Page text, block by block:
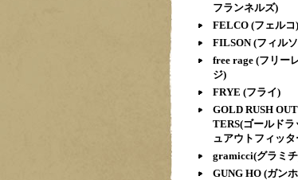
フランネルズ)
FELCO (フェルコ)
FILSON (フィル
free rage (フリー
ジ)
FRYE (フライ)
GOLD RUSH
TERS(ゴールドラ
ュアウトフィッタ
gramicci(グラミ
GUNG HO (ガン